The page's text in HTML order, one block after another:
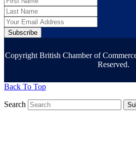
Subscribe
Copyright British Chamber of
Reserved.
Back To Top
Search